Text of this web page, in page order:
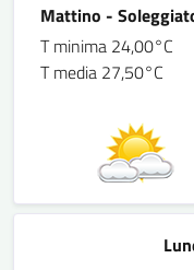
Mattino -
T minima 24,00°C
T media 27,50°C